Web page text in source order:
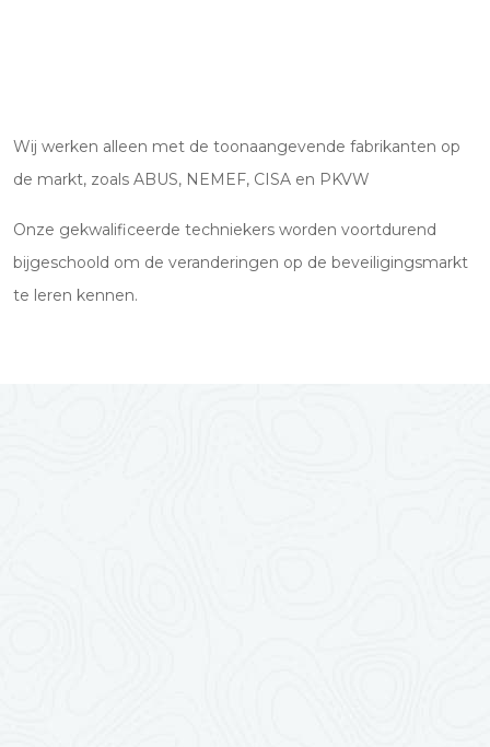
Wij werken alleen met de toonaangevende fabrikanten op
de markt, zoals ABUS, NEMEF, CISA en PKVW
Onze gekwalificeerde techniekers worden voortdurend
bijgeschoold om de veranderingen op de beveiligingsmarkt
te leren kennen.